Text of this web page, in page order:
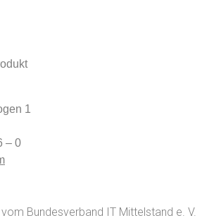
1
– 0
Bundesverband IT Mittelstand e. V.